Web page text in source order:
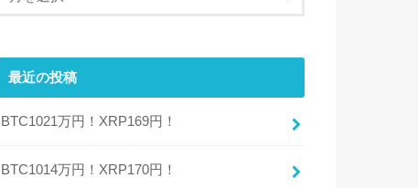
最近の投稿
BTC1021万円！XRP169円！
BTC1014万円！XRP170円！